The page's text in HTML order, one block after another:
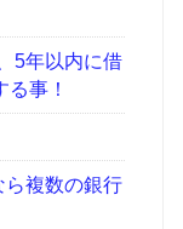
5年以内に借
事！
ら複数の銀行